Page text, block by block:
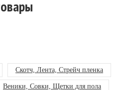
Скотч, Лента, Стрейч пленка
Веники, Совки, Щетки для пола